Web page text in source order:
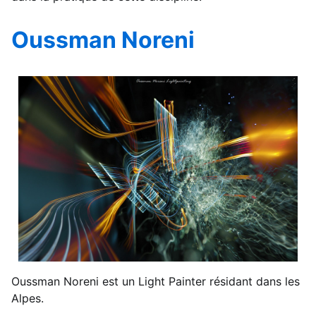
Oussman Noreni
Oussman Noreni est un Light Painter résidant dans les
Alpes.